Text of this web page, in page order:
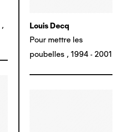
,
Louis Decq
Pour mettre les
poubelles , 1994 - 2001